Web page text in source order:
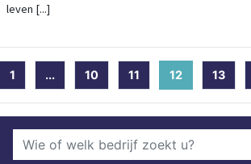
leven [...]
1 ... 10 11 12(current)
13